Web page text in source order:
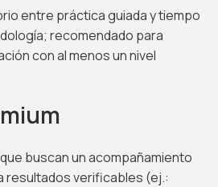
entre práctica guiada y tiempo
recomendado para
con al menos un nivel
buscan un acompañamiento
resultados verificables (ej.: